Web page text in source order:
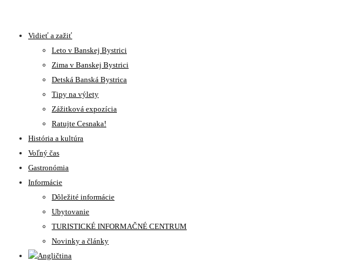
Vidieť a zažiť
Leto v Banskej Bystrici
Zima v Banskej Bystrici
Detská Banská Bystrica
Tipy na výlety
Zážitková expozícia
Ratujte Cesnaka!
História a kultúra
Voľný čas
Gastronómia
Informácie
Dôležité informácie
Ubytovanie
TURISTICKÉ INFORMAČNÉ CENTRUM
Novinky a články